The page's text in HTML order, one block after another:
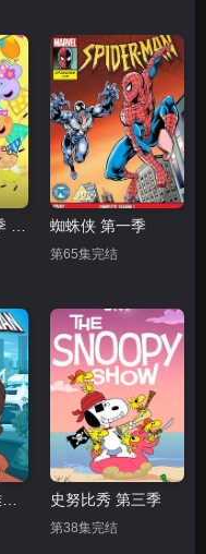
蜘蛛侠 第一季
第65集完结
新蜘蛛侠之英雄崛起中配版 史努比秀 第三季
第38集完结